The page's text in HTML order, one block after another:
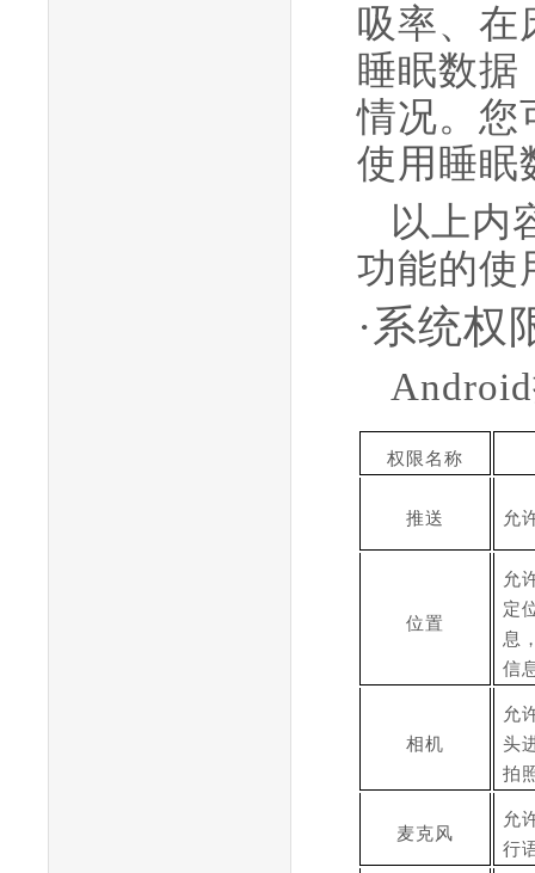
吸率、在
睡眠数据
情况。您
使用睡眠
以上内
功能的使
·系统权
权限名称
推送 允
位置
允
定
息
信
相机
允
头
拍
麦克风
允
行